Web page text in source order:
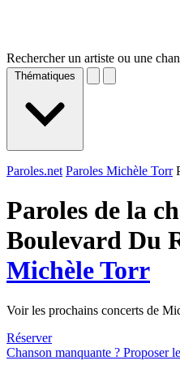
Rechercher un artiste ou une
Thématiques
Paroles.net Paroles Michèle Torr
Paroles de la
Boulevard Du
Michèle Torr
Voir les prochains concerts de
Réserver
Chanson manquante ? Proposer